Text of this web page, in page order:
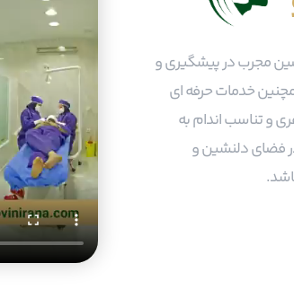
مجرب در پیشگیری و
خدمات حرفه ای
و تناسب اندام به
فضای دلنشین و